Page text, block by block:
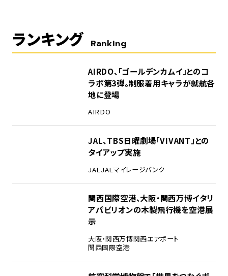
ランキング Ranking
AIRDO、「ゴールデンカムイ」とのコ
ラボ第3弾。制服着用キャラが就航各
地に登場
AIRDO
JAL、TBS日曜劇場「VIVANT」との
タイアップ実施
JAL JALマイレージバンク
関西国際空港、大阪・関西万博イタリ
アパビリオンの木製飛行機を空港展
示
大阪・関西万博関西エアポート
関西国際空港